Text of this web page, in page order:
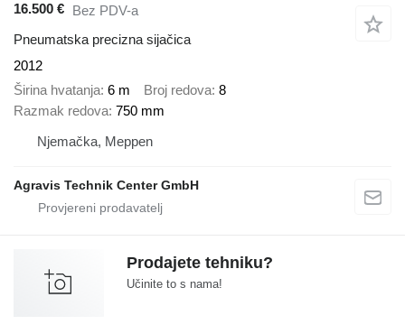
16.500 € Bez PDV-a
Pneumatska precizna sijačica
2012
Širina hvatanja 6 m Broj redova 8
Razmak redova 750 mm
Njemačka, Meppen
Agravis Technik Center GmbH
Prodajete tehniku?
Učinite to s nama!